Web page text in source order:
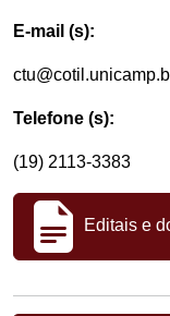
E-mail (s):
Telefone (s):
(19) 2113-3383
Editais e